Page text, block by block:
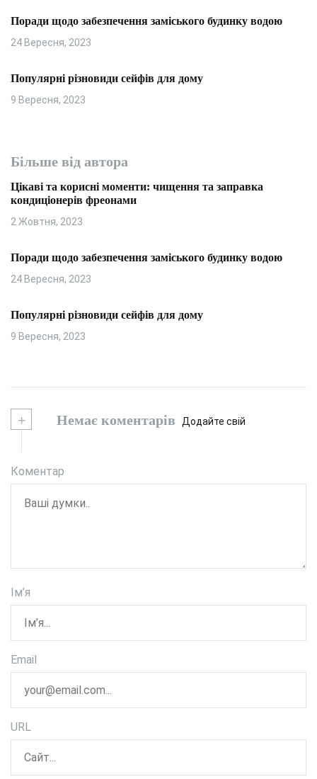
Поради щодо забезпечення заміського будинку водою
24 Вересня, 2023
Популярні різновиди сейфів для дому
9 Вересня, 2023
Більше від автора
Цікаві та корисні моменти: чищення та заправка
кондиціонерів фреонами
2 Жовтня, 2023
Поради щодо забезпечення заміського будинку водою
24 Вересня, 2023
Популярні різновиди сейфів для дому
9 Вересня, 2023
+ Немає коментарів Додайте свій
Коментар
Ім’я
Email
URL